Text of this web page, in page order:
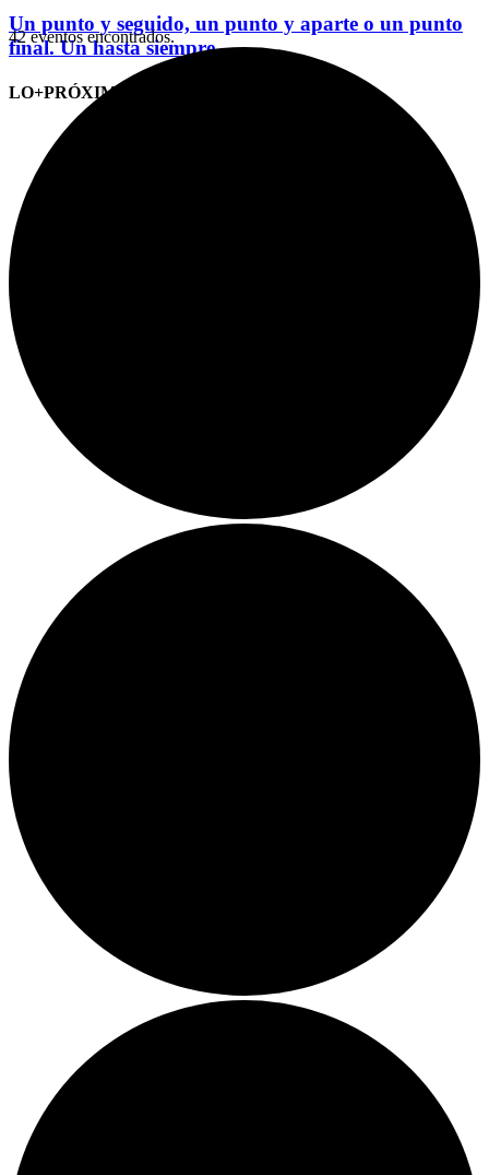
Un punto y seguido, un punto y aparte o un punto
final. Un hasta siempre
LO+PRÓXIMO (CITAS)
42 eventos encontrados.